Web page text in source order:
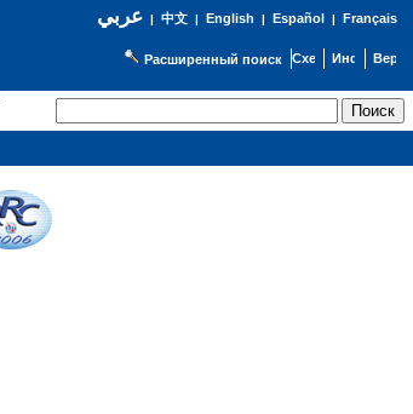
عربي| 中文| English | Español | Français
Расширенный поиск